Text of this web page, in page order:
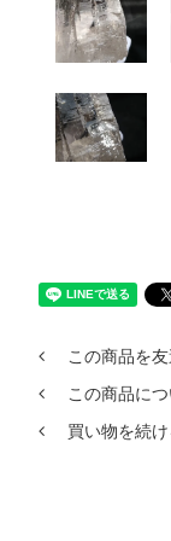
この商品を
この商品に
買い物を続け